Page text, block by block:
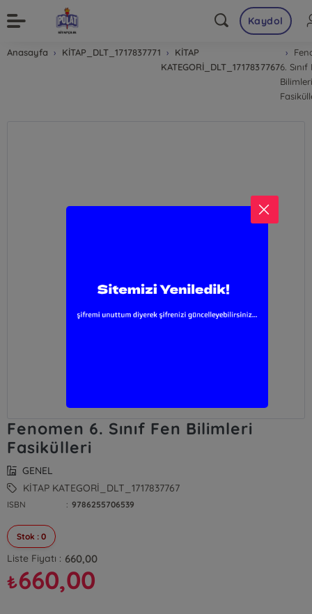
Kaydol
Anasayfa KİTAP_DLT_1717837771
KİTAP
KATEGORİ_DLT_17178377676. Sınıf
Bilimleri
Fenomen 6. Sınıf Fen Bilimleri
Fasikülleri
GENEL
KİTAP KATEGORİ_DLT_1717837767
ISBN : 9786255706539
Stok : 0
Liste Fiyatı : 660,00
₺660,00